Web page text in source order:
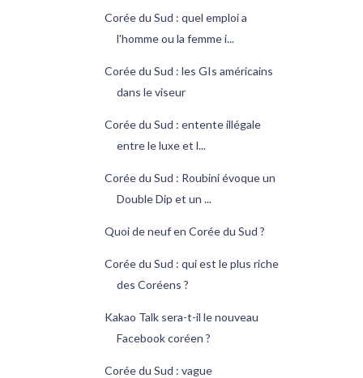
Corée du Sud : quel emploi a
l'homme ou la femme i...
Corée du Sud : les GIs américains
dans le viseur
Corée du Sud : entente illégale
entre le luxe et l...
Corée du Sud : Roubini évoque un
Double Dip et un ...
Quoi de neuf en Corée du Sud ?
Corée du Sud : qui est le plus riche
des Coréens ?
Kakao Talk sera-t-il le nouveau
Facebook coréen ?
Corée du Sud : vague